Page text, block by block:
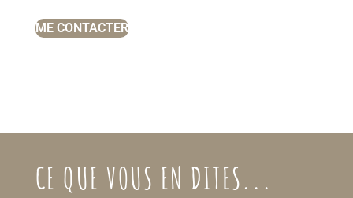
ME CONTACTER
CE QUE VOUS EN DITES...